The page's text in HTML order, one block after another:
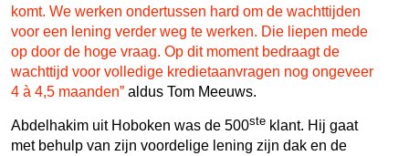
komt. We werken ondertussen hard om de wachttijden
voor een lening verder weg te werken. Die liepen mede
op door de hoge vraag. Op dit moment bedraagt de
wachttijd voor volledige kredietaanvragen nog ongeveer
4 à 4,5 maanden” aldus Tom Meeuws.
Abdelhakim uit Hoboken was de 500ste klant. Hij gaat
met behulp van zijn voordelige lening zijn dak en de